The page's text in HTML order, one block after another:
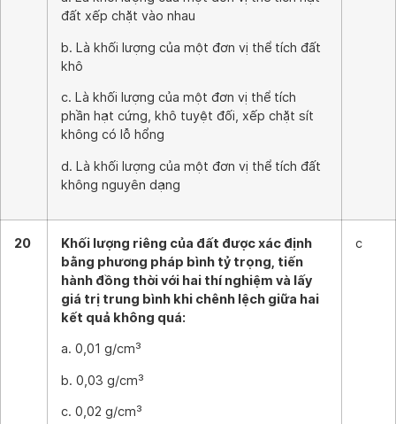
đất xếp chặt vào nhau
b. Là khối lượng của một đơn vị thể tích đất
khô
c. Là khối lượng của một đơn vị thể tích
phần hạt cứng, khô tuyệt đối, xếp chặt sít
không có lỗ hổng
d. Là khối lượng của một đơn vị thể tích đất
không nguyên dạng
20
Khối lượng riêng của đất được xác định
bằng phương pháp bình tỷ trọng, tiến
hành đồng thời với hai thí nghiệm và lấy
giá trị trung bình khi chênh lệch giữa hai
kết quả không quá:
a. 0,01 g/cm³
b. 0,03 g/cm³
c. 0,02 g/cm³
c